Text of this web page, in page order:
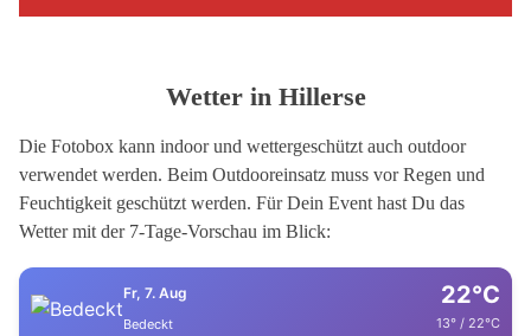
Wetter in Hillerse
Die Fotobox kann indoor und wettergeschützt auch outdoor
verwendet werden. Beim Outdooreinsatz muss vor Regen und
Feuchtigkeit geschützt werden. Für Dein Event hast Du das
Wetter mit der 7-Tage-Vorschau im Blick:
Fr, 7. Aug
Bedeckt
22°C
13° / 22°C